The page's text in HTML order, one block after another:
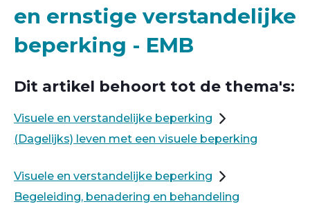
en ernstige verstandelijke
beperking - EMB
Dit artikel behoort tot de thema's:
Visuele en verstandelijke beperking
(Dagelijks) leven met een visuele beperking
Visuele en verstandelijke beperking
Begeleiding, benadering en behandeling